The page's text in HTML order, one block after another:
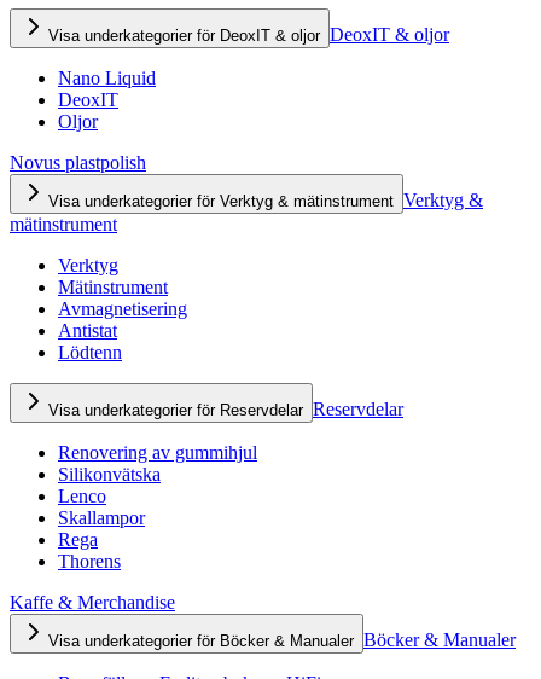
Visa underkategorier för DeoxIT & oljor DeoxIT & oljor
Nano Liquid
DeoxIT
Oljor
Novus plastpolish
Visa underkategorier för Verktyg & mätinstrument Verktyg &
mätinstrument
Verktyg
Mätinstrument
Avmagnetisering
Antistat
Lödtenn
Visa underkategorier för Reservdelar Reservdelar
Renovering av gummihjul
Silikonvätska
Lenco
Skallampor
Rega
Thorens
Kaffe & Merchandise
Visa underkategorier för Böcker & Manualer Böcker & Manualer